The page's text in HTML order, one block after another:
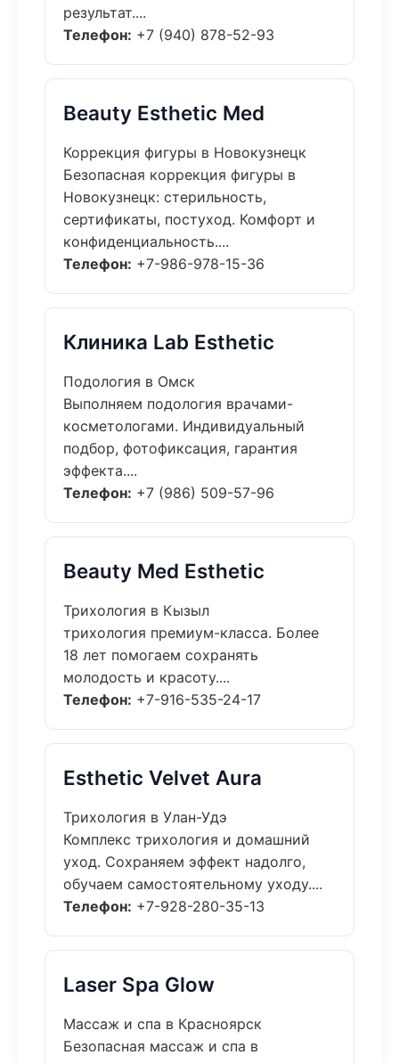
результат....
Телефон: +7 (940) 878-52-93
Beauty Esthetic Med
Коррекция фигуры в Новокузнецк
Безопасная коррекция фигуры в
Новокузнецк: стерильность,
сертификаты, постуход. Комфорт и
конфиденциальность....
Телефон: +7-986-978-15-36
Клиника Lab Esthetic
Подология в Омск
Выполняем подология врачами-
косметологами. Индивидуальный
подбор, фотофиксация, гарантия
эффекта....
Телефон: +7 (986) 509-57-96
Beauty Med Esthetic
Трихология в Кызыл
трихология премиум-класса. Более
18 лет помогаем сохранять
молодость и красоту....
Телефон: +7-916-535-24-17
Esthetic Velvet Aura
Трихология в Улан-Удэ
Комплекс трихология и домашний
уход. Сохраняем эффект надолго,
обучаем самостоятельному уходу....
Телефон: +7-928-280-35-13
Laser Spa Glow
Массаж и спа в Красноярск
Безопасная массаж и спа в